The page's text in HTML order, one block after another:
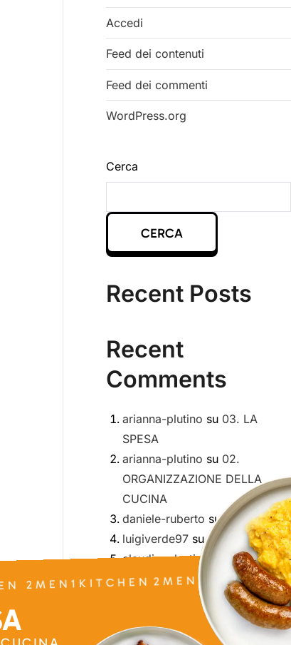
Accedi
Feed dei contenuti
Feed dei commenti
WordPress.org
Cerca
CERCA
Recent Posts
Recent
Comments
arianna-plutino su 03. LA
SPESA
arianna-plutino su 02.
ORGANIZZAZIONE DELLA
CUCINA
daniele-ruberto su01. INTRO
luigiverde97suMeal Prep
claudiocelestini su Meal Prep
2MEN1KITCHEN
2MEN1KITCHEN